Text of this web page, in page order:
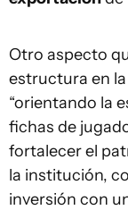
Otro aspecto
estructura en
“orientando la
fichas de
fortalecer el
la institución,
inversión con